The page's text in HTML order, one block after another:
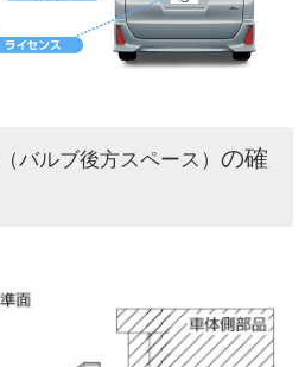
（バルブ後方スペース） の確